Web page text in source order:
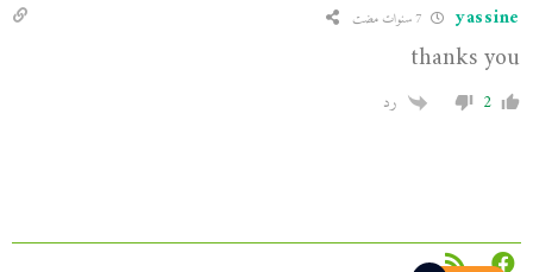
yassine
thanks you
2 رد